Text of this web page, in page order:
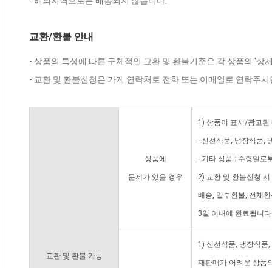
교환/환불 안내
- 상품의 특성에 따른 구체적인 교환 및 환불기준은 각 상품의 '상
- 교환 및 환불신청은 가게 연락처로 전화 또는 이메일로 연락주
교환 및 환불 가능
상품에
문제가 있을 경우
1) 상품이 표시/광고된
- 신선식품, 냉장식품,
- 기타 상품 : 수령일로
2) 교환 및 환불신청
배송, 일부환불, 전체
3일 이내에 완료됩니
1) 신선식품, 냉장식품
재판매가 어려운 상품